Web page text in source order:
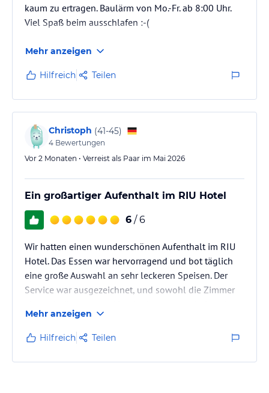
kaum zu ertragen. Baulärm von Mo.-Fr. ab 8:00 Uhr.
Viel Spaß beim ausschlafen :-(
Mehr anzeigen
Hilfreich Teilen
Christoph (41-45)
4 Bewertungen
Vor 2 Monaten • Verreist als Paar im Mai 2026
Ein großartiger Aufenthalt im RIU Hotel
6 / 6
Wir hatten einen wunderschönen Aufenthalt im RIU
Hotel. Das Essen war hervorragend und bot täglich
eine große Auswahl an sehr leckeren Speisen. Der
Service war ausgezeichnet, und sowohl die Zimmer
sehr sauber und gepflegt.
Mehr anzeigen
Hilfreich Teilen